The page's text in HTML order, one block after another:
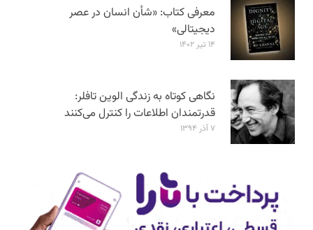
معرفی کتاب: «شأن انسان در عصر
دیجیتالی»
۱۴ تیر ۱۴۰۲
نگاهی کوتاه به زندگی الوین تافلر:
قدرتمندان اطلاعات را کنترل می‌کنند
۷ آذر ۱۳۹۴